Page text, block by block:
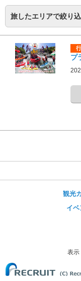
旅したエリアで絞り
プ
観光
イ
表示